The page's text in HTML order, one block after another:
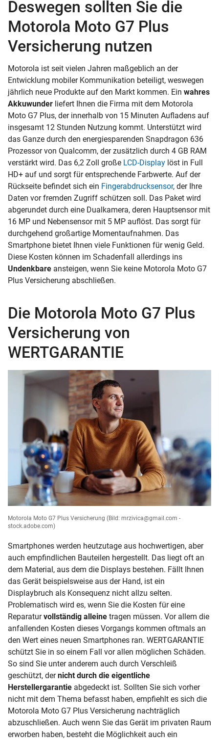
Deswegen sollten Sie die
Motorola Moto G7 Plus
Versicherung nutzen
Motorola ist seit vielen Jahren maßgeblich an der
Entwicklung mobiler Kommunikation beteiligt, weswegen
jährlich neue Produkte auf den Markt kommen. Ein wahres
Akkuwunder liefert Ihnen die Firma mit dem Motorola
Moto G7 Plus, der innerhalb von 15 Minuten Aufladens auf
insgesamt 12 Stunden Nutzung kommt. Unterstützt wird
das Ganze durch den energiesparenden Snapdragon 636
Prozessor von Qualcomm, der zusätzlich durch 4 GB RAM
verstärkt wird. Das 6,2 Zoll große LCD-Display löst in Full
HD+ auf und sorgt für entsprechende Farbwerte. Auf der
Rückseite befindet sich ein Fingerabdrucksensor, der Ihre
Daten vor fremden Zugriff schützen soll. Das Paket wird
abgerundet durch eine Dualkamera, deren Hauptsensor mit
16 MP und Nebensensor mit 5 MP auflöst. Das sorgt für
durchgehend großartige Momentaufnahmen. Das
Smartphone bietet Ihnen viele Funktionen für wenig Geld.
Diese Kosten können im Schadenfall allerdings ins
Undenkbare ansteigen, wenn Sie keine Motorola Moto G7
Plus Versicherung abschließen.
Die Motorola Moto G7 Plus
Versicherung von
WERTGARANTIE
Motorola Moto G7 Plus Versicherung (Bild: mrzivica@gmail.com -
stock.adobe.com)
Smartphones werden heutzutage aus hochwertigen, aber
auch empfindlichen Bauteilen hergestellt. Das liegt oft an
dem Material, aus dem die Displays bestehen. Fällt Ihnen
das Gerät beispielsweise aus der Hand, ist ein
Displaybruch als Konsequenz nicht allzu selten.
Problematisch wird es, wenn Sie die Kosten für eine
Reparaturvollständig alleine tragen müssen. Vor allem die
anfallenden Kosten dieses Vorgangs kommen oftmals an
den Wert eines neuen Smartphones ran. WERTGARANTIE
schützt Sie in so einem Fall vor allen möglichen Schäden.
So sind Sie unter anderem auch durch Verschleiß
geschützt, dernicht durch die eigentliche
Herstellergarantie abgedeckt ist. Sollten Sie sich vorher
nicht mit dem Thema befasst haben, empfiehlt es sich die
Motorola Moto G7 Plus Versicherung nachträglich
abzuschließen. Auch wenn Sie das Gerät im privaten Raum
erworben haben, besteht die Möglichkeit auch ein